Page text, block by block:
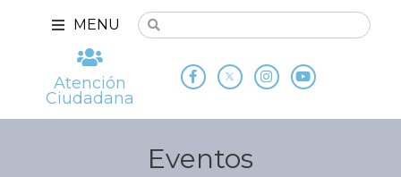
MENU
Atención
Ciudadana
Eventos